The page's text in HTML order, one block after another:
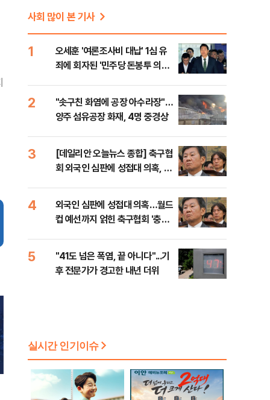
사회 많이 본 기사
1
오세훈 '여론조사비 대납' 1심 유
죄에 회자된 '민주당 돈봉투 의
2
"솟구친 화염에 공장 아수라장"…
양주 섬유공장 화재, 4명 중경상
3
[데일리안 오늘뉴스 종합] 축구협
회 외국인 심판에 성접대 의혹, 李
이닉스 프리마켓 시초가 논란 재
점화, 김민석 "과반 승리 가능성
99%" 등
4
외국인 심판에 성접대 의혹…월드
컵 예선까지 얽힌 축구협회 '충격
5
"41도 넘은 폭염, 끝 아니다"...기
후 전문가가 경고한 내년 더위